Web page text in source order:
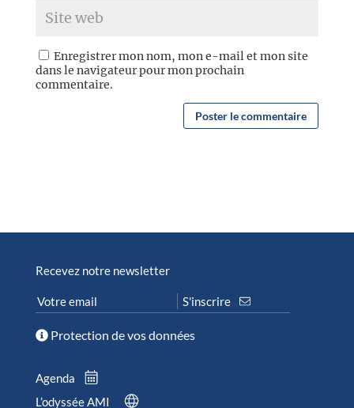
Enregistrer mon nom, mon e-mail et mon site
dans le navigateur pour mon prochain
commentaire.
Recevez notre newsletter
Protection de vos données
Agenda
L’odyssée AMI